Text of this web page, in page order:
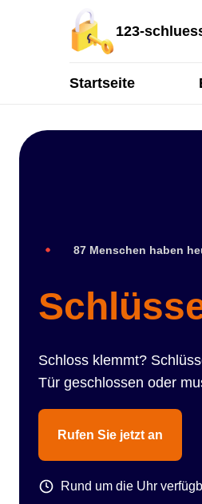
123-
Startseite
87 Menschen haben
Schloss klemmt?
Tür geschlossen oder
Rufen Sie jetzt an
Rund um die Uhr